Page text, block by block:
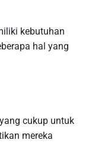
kebutuhan
hal yang
cukup untuk
mereka